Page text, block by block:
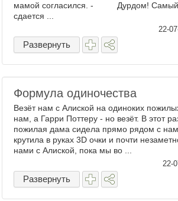
мамой согласился. - Дурдом! Самый
сдается ...
22-
Развернуть
Формула одиночества
Везёт нам с Алиской на одиноких
нам, а Гарри Поттеру - но везёт. В этот
пожилая дама сидела прямо рядом с
крутила в руках 3D очки и почти
нами с Алиской, пока мы во ...
22-
Развернуть